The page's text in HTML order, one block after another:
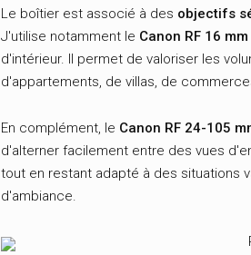
Le boîtier est associé à des objectifs
J'utilise notamment le Canon RF 16
d'intérieur. Il permet de valoriser les
d'appartements, de villas, de
En complément, le Canon RF 24-105
d'alterner facilement entre des vues
tout en restant adapté à des situations
d'ambiance.